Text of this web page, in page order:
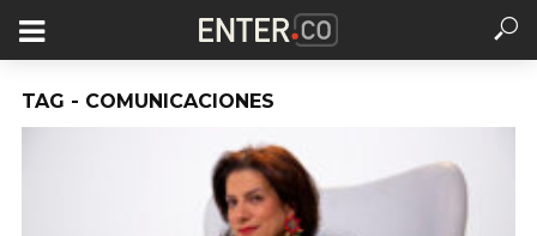
TAG - COMUNICACIONES